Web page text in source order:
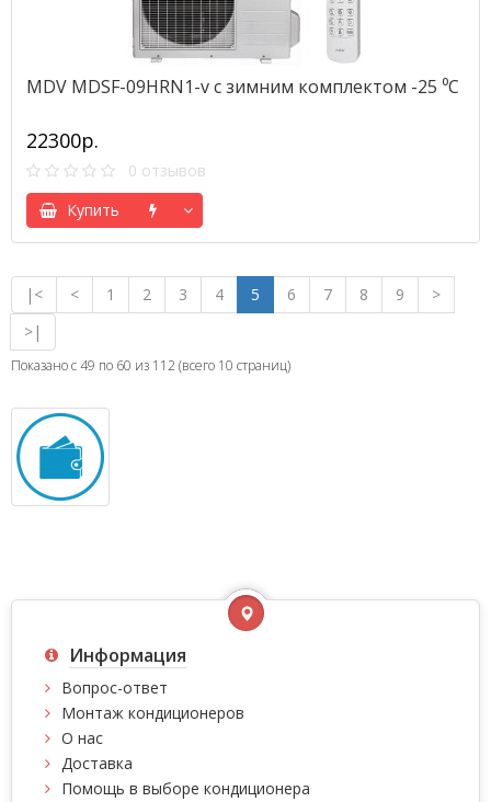
MDV MDSF-09HRN1-v с зимним комплектом -25 ⁰С
22300р.
0 отзывов
Купить
|< < 1 2 3 4 5 6 7 8 9
>
>|
Показано с 49 по 60 из 112 (всего 10 страниц)
Информация
Вопрос-ответ
Монтаж кондиционеров
О нас
Доставка
Помощь в выборе кондиционера